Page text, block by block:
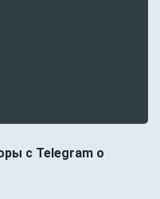
с Telegram о